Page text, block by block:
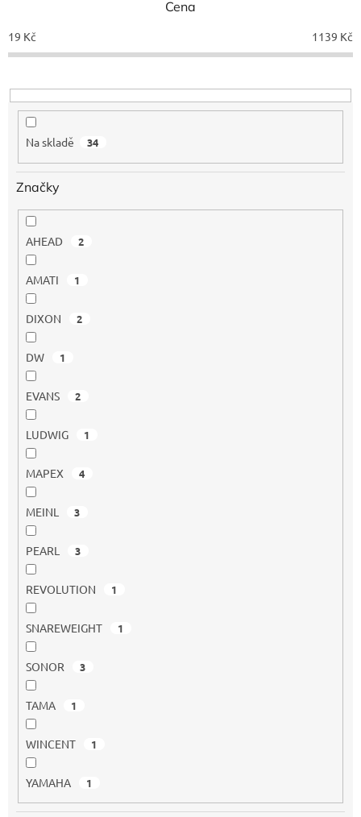
p
r
o
u
Cena
19 Kč 1139 Kč
Na skladě 34
Značky
AHEAD 2
AMATI 1
DIXON 2
DW 1
EVANS 2
LUDWIG 1
MAPEX 4
MEINL 3
PEARL 3
REVOLUTION 1
SNAREWEIGHT 1
SONOR 3
TAMA 1
WINCENT 1
YAMAHA 1